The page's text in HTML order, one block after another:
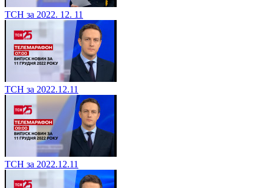
ТСН за 2022. 12. 11
ТСН за 2022.12.11
ТСН за 2022.12.11